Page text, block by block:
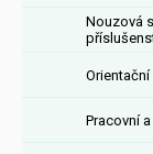
Nouzová
Pracovní